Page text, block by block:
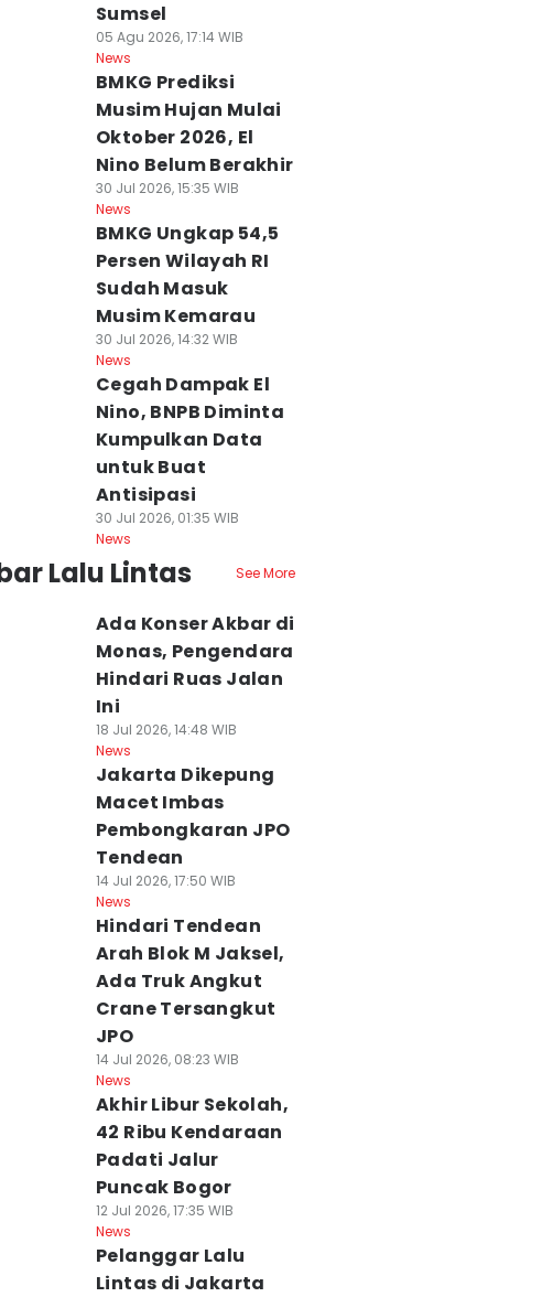
Sumsel
05 Agu 2026, 17:14 WIB
News
BMKG Prediksi
Musim Hujan Mulai
Oktober 2026, El
Nino Belum Berakhir
30 Jul 2026, 15:35 WIB
News
BMKG Ungkap 54,5
Persen Wilayah RI
Sudah Masuk
Musim Kemarau
30 Jul 2026, 14:32 WIB
News
Cegah Dampak El
Nino, BNPB Diminta
Kumpulkan Data
untuk Buat
Antisipasi
30 Jul 2026, 01:35 WIB
News
Lalu Lintas See More
Ada Konser Akbar di
Monas, Pengendara
Hindari Ruas Jalan
Ini
18 Jul 2026, 14:48 WIB
News
Jakarta Dikepung
Macet Imbas
Pembongkaran JPO
Tendean
14 Jul 2026, 17:50 WIB
News
Hindari Tendean
Arah Blok M Jaksel,
Ada Truk Angkut
Crane Tersangkut
JPO
14 Jul 2026, 08:23 WIB
News
Akhir Libur Sekolah,
42 Ribu Kendaraan
Padati Jalur
Puncak Bogor
12 Jul 2026, 17:35 WIB
News
Pelanggar Lalu
Lintas di Jakarta